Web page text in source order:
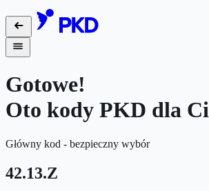
Gotowe!
Oto kody PKD dla
Główny kod - bezpieczny wybór
42.13.Z